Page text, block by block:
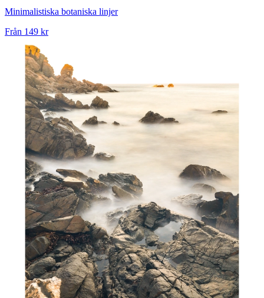
Minimalistiska botaniska linjer
Från 149 kr